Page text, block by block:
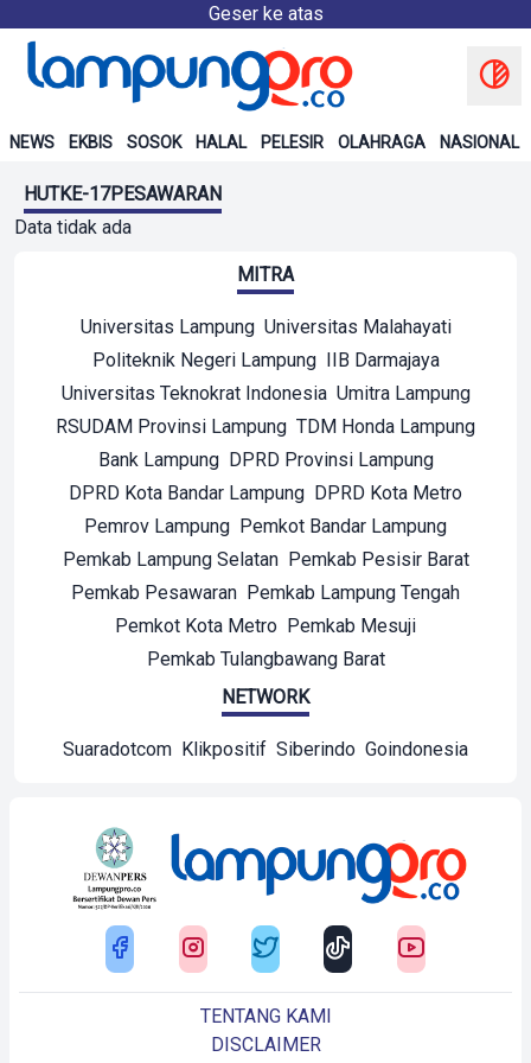
Geser ke atas
NEWS EKBIS SOSOK HALAL PELESIR OLAHRAGA NASIONAL
HUTKE-17PESAWARAN
Data tidak ada
MITRA
Universitas Lampung Universitas Malahayati
Politeknik Negeri Lampung IIB Darmajaya
Universitas Teknokrat Indonesia Umitra Lampung
RSUDAM Provinsi Lampung TDM Honda Lampung
Bank Lampung DPRD Provinsi Lampung
DPRD Kota Bandar Lampung DPRD Kota Metro
Pemrov Lampung Pemkot Bandar Lampung
Pemkab Lampung Selatan Pemkab Pesisir Barat
Pemkab Pesawaran Pemkab Lampung Tengah
Pemkot Kota Metro Pemkab Mesuji
Pemkab Tulangbawang Barat
NETWORK
Suaradotcom Klikpositif Siberindo Goindonesia
TENTANG KAMI
DISCLAIMER